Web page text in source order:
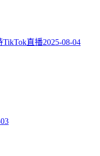
TikTok直播2025-08-04